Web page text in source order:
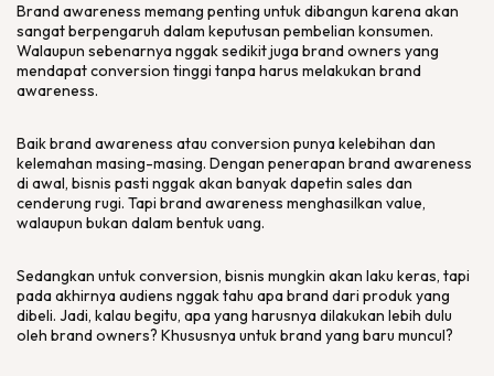
Brand awareness memang penting untuk dibangun karena akan
sangat berpengaruh dalam keputusan pembelian konsumen.
Walaupun sebenarnya nggak sedikit juga brand owners yang
mendapat conversion tinggi tanpa harus melakukan brand
awareness.
Baik brand awareness atau conversion punya kelebihan dan
kelemahan masing-masing. Dengan penerapan brand awareness
di awal, bisnis pasti nggak akan banyak dapetin sales dan
cenderung rugi. Tapi brand awareness menghasilkan value,
walaupun bukan dalam bentuk uang.
Sedangkan untuk conversion, bisnis mungkin akan laku keras, tapi
pada akhirnya audiens nggak tahu apa brand dari produk yang
dibeli. Jadi, kalau begitu, apa yang harusnya dilakukan lebih dulu
oleh brand owners? Khususnya untuk brand yang baru muncul?